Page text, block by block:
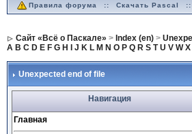
Правила форума :: Скачать Pascal ::
Сайт «Всё о Паскале» > Index (en)>
A B C D E F G H J K L M N O P Q R S T U V W X
Unexpected end of file
Навигация
Главная